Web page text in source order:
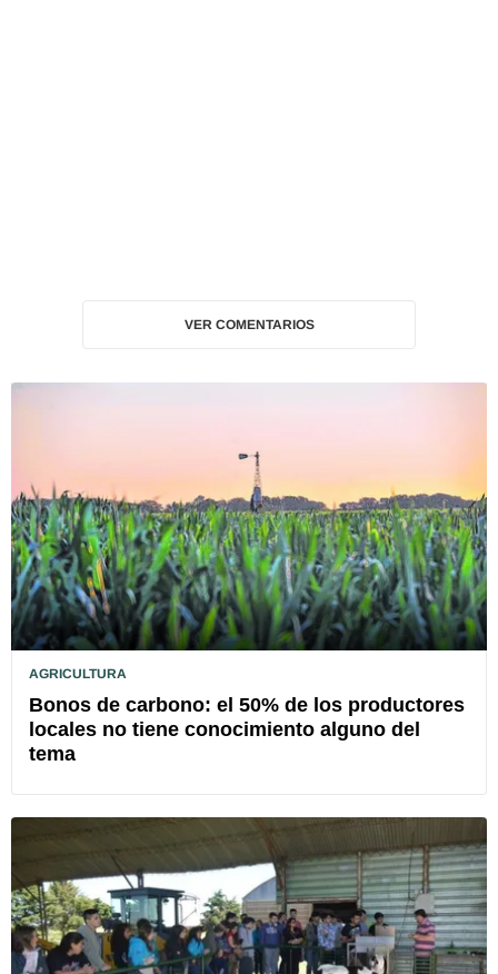
VER COMENTARIOS
AGRICULTURA
Bonos de carbono: el 50% de los productores
locales no tiene conocimiento alguno del
tema